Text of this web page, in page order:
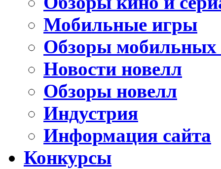
Мобильные игры
Обзоры мобильных
Новости новелл
Обзоры новелл
Индустрия
Информация сайта
Конкурсы